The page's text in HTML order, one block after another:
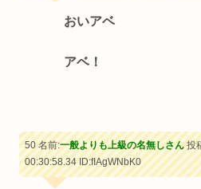
おいアベ
アベ！
50 名前:一般よりも上級の名無しさん投
00:30:58.34ID:fIAgWNbK0